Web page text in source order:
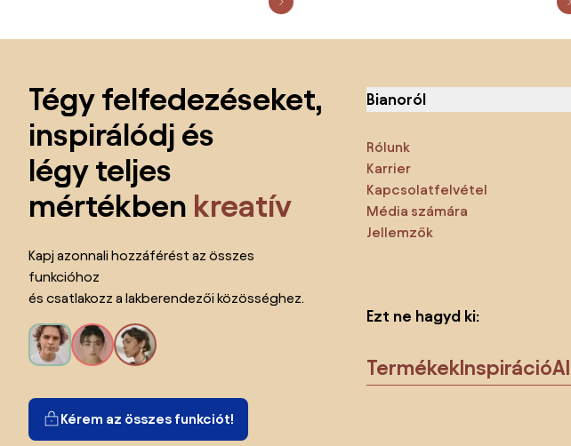
Tégy felfedezéseket,
inspirálódj és
légy teljes
mértékben kreatív
Kapj azonnali hozzáférést az összes
funkcióhoz
és csatlakozz a lakberendezői közösséghez.
Kérem az összes funkciót!
Bianoról
Rólunk
Karrier
Kapcsolatfelvétel
Média számára
Jellemzők
Ezt ne hagyd ki:
TermékekInspiráció